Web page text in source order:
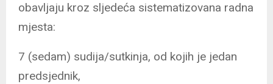
obavljaju kroz sljedeća sistematizovana radna
mjesta:
7 (sedam) sudija/sutkinja, od kojih je jedan
predsjednik,